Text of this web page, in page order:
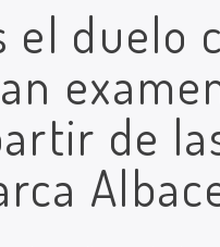
el duelo
de